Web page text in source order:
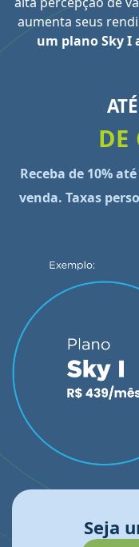
aumenta seus
um plano Sky I
ATÉ
DE
Receba de 10%
venda. Taxas
Seja